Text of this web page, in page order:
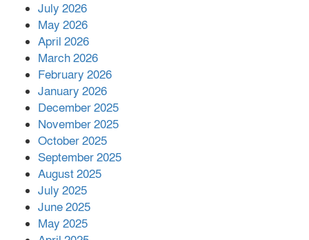
পর ফোন তারেক রহমানের,গ্যাস সঙ্কট
July 2026
May 2026
April 2026
March 2026
February 2026
January 2026
December 2025
November 2025
October 2025
September 2025
August 2025
July 2025
June 2025
May 2025